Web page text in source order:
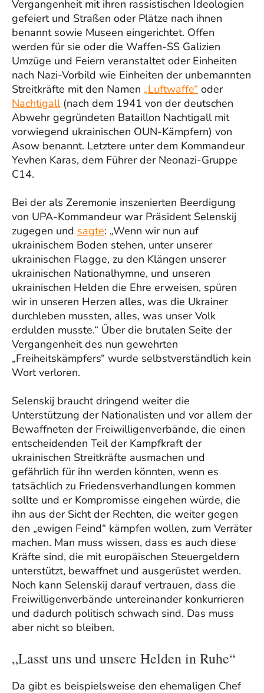
Vergangenheit mit ihren rassistischen Ideologien
gefeiert und Straßen oder Plätze nach ihnen
benannt sowie Museen eingerichtet. Offen
werden für sie oder die Waffen-SS Galizien
Umzüge und Feiern veranstaltet oder Einheiten
nach Nazi-Vorbild wie Einheiten der unbemannten
Streitkräfte mit den Namen „Luftwaffe“ oder
Nachtigall(nach dem 1941 von der deutschen
Abwehr gegründeten Bataillon Nachtigall mit
vorwiegend ukrainischen OUN-Kämpfern) von
Asow benannt. Letztere unter dem Kommandeur
Yevhen Karas, dem Führer der Neonazi-Gruppe
C14.
Bei der als Zeremonie inszenierten Beerdigung
von UPA-Kommandeur war Präsident Selenskij
zugegen und sagte: „Wenn wir nun auf
ukrainischem Boden stehen, unter unserer
ukrainischen Flagge, zu den Klängen unserer
ukrainischen Nationalhymne, und unseren
ukrainischen Helden die Ehre erweisen, spüren
wir in unseren Herzen alles, was die Ukrainer
durchleben mussten, alles, was unser Volk
erdulden musste.“ Über die brutalen Seite der
Vergangenheit des nun gewehrten
„Freiheitskämpfers“ wurde selbstverständlich kein
Wort verloren.
Selenskij braucht dringend weiter die
Unterstützung der Nationalisten und vor allem der
Bewaffneten der Freiwilligenverbände, die einen
entscheidenden Teil der Kampfkraft der
ukrainischen Streitkräfte ausmachen und
gefährlich für ihn werden könnten, wenn es
tatsächlich zu Friedensverhandlungen kommen
sollte und er Kompromisse eingehen würde, die
ihn aus der Sicht der Rechten, die weiter gegen
den „ewigen Feind“ kämpfen wollen, zum Verräter
machen. Man muss wissen, dass es auch diese
Kräfte sind, die mit europäischen Steuergeldern
unterstützt, bewaffnet und ausgerüstet werden.
Noch kann Selenskij darauf vertrauen, dass die
Freiwilligenverbände untereinander konkurrieren
und dadurch politisch schwach sind. Das muss
aber nicht so bleiben.
„Lasst uns und unsere Helden in Ruhe“
Da gibt es beispielsweise den ehemaligen Chef